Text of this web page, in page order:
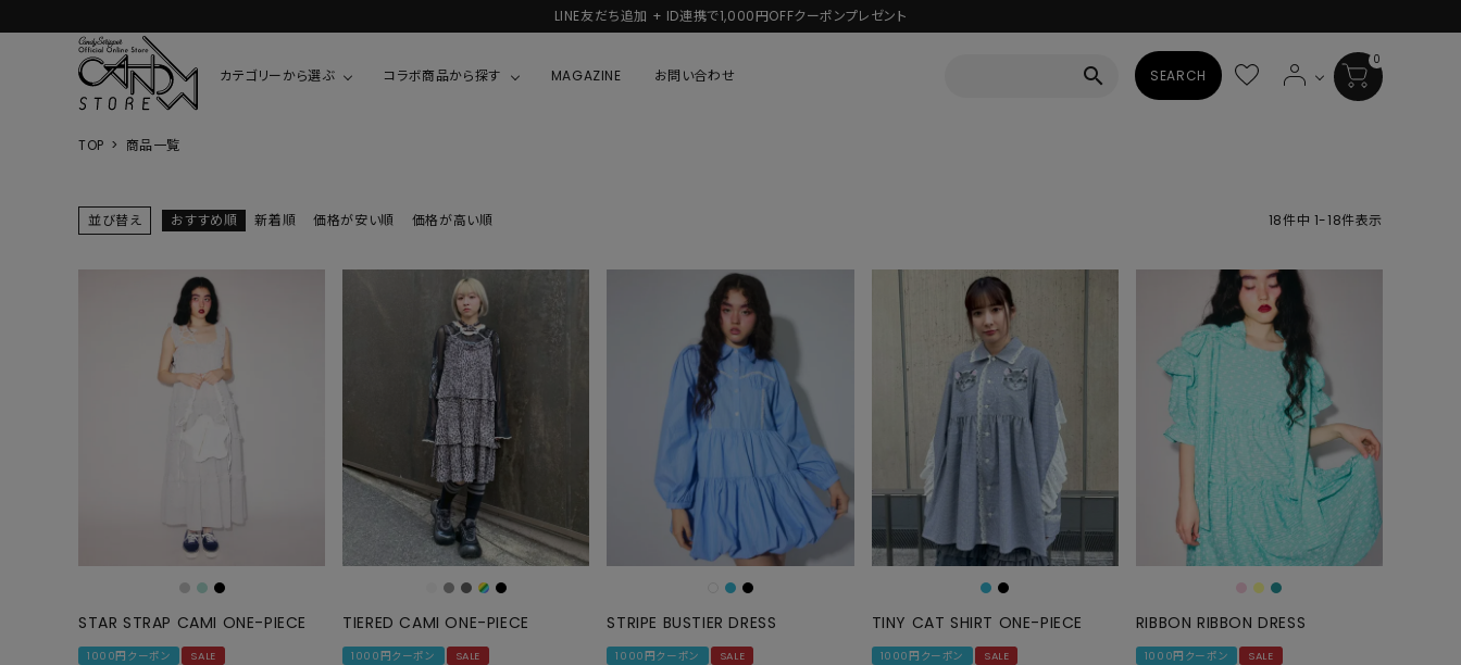
LINE友だち追加 + ID連携で1,000円OFFクーポンプレゼント
カテゴリーから選ぶ
ALL
BLOUSES
OUTER
ONE PIECE
PANTS
ALL
PANTS
SHORT PANTS
SKIRT
SHOES
GOODS
ALL
UMBRELLA
ACCESSORIES
コラボ商品から探す
COOKIE BOY
チャーミーキティ Hohokam DINER
ウサハナ シナモロール
クレヨンしんちゃん MIKIOSAKABE・THREE TREASURES
HELLO KITTY ダンダダン
MAGAZINE お問い合わせ search SEARCH
0
TOP 商品一覧
並び替え おすすめ順 新着順 価格が安い順 価格が高い順 18件中 1-18件表示
STAR STRAP CAMI ONE-PIECE
1000円クーポン
SALE
TIERED CAMI ONE-PIECE
1000円クーポン
SALE
STRIPE BUSTIER DRESS
1000円クーポン
SALE
TINY CAT SHIRT ONE-PIECE
1000円クーポン
SALE
RIBBON RIBBON DRESS
1000円クーポン
SALE